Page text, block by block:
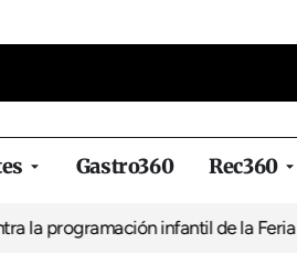
Gastro360 Rec360
infantil de la Feria de la